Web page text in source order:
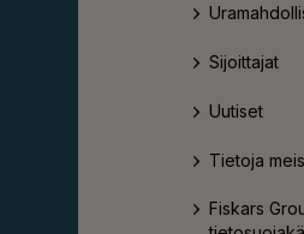
Sijoittajat
Uutiset
Tietoja
Fiskars